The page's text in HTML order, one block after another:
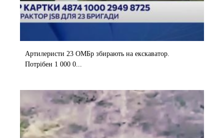
Артилеристи 23 ОМБр збирають на екскаватор.
Потрібен 1 000 0...